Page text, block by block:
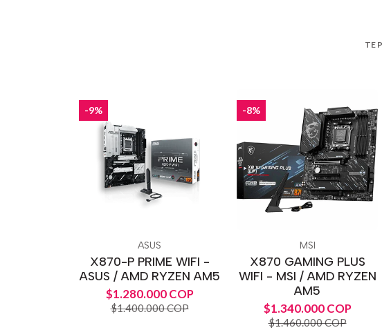
TE
-9%
ASUS
X870-P PRIME WIFI -
ASUS / AMD RYZEN AM5
$1.280.000 COP
$1.400.000 COP
-8%
MSI
X870 GAMING PLUS
WIFI - MSI / AMD RYZEN
AM5
$1.340.000 COP
$1.460.000 COP